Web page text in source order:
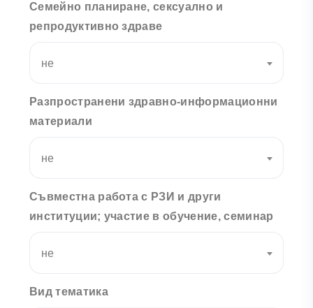
Семейно планиране, сексуално и
репродуктивно здраве
не
Разпространени здравно-информационни
материали
не
Съвместна работа с РЗИ и други
институции; участие в обучение, семинар
не
Вид тематика